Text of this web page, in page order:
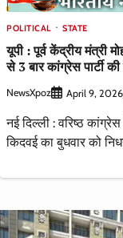
POLITICAL STATE
यूपी : पूर्व केंद्रीय मंत्री
से 3 बार कांग्रेस पार्टी
NewsXpoz April 9, 2026
नई दिल्ली : वरिष्ठ
किदवई का बुधवार को